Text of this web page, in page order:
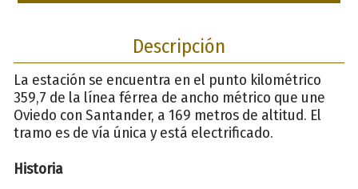
Descripción
La estación se encuentra en el punto kilométrico
359,7 de la línea férrea de ancho métrico que une
Oviedo con Santander, a 169 metros de altitud. El
tramo es de vía única y está electrificado.
Historia